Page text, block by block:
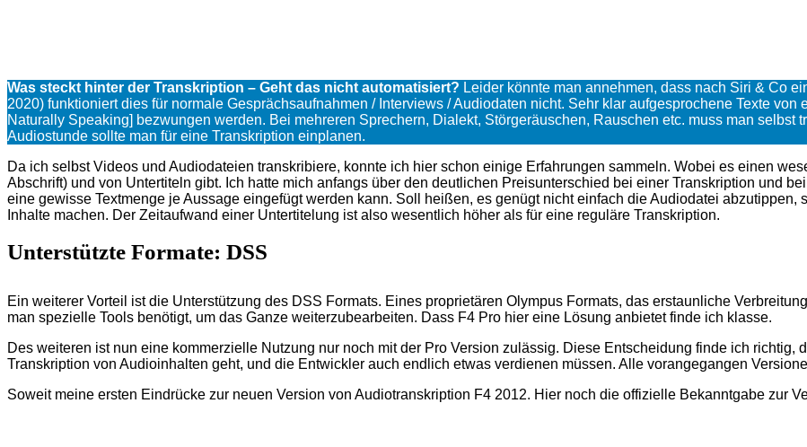
Was steckt hinter der Transkription – Geht das nicht automatisiert? Leider könnte man annehmen, dass nach Siri & Co
2020) funktioniert dies für normale Gesprächsaufnahmen / Interviews / Audiodaten nicht. Sehr klar aufgesprochene Texte
Naturally Speaking] bezwungen werden. Bei mehreren Sprechern, Dialekt, Störgeräuschen, Rauschen etc. muss man selbst
Audiostunde sollte man für eine Transkription einplanen.
Da ich selbst Videos und Audiodateien transkribiere, konnte ich hier schon einige Erfahrungen sammeln. Wobei es einen
Abschrift) und von Untertiteln gibt. Ich hatte mich anfangs über den deutlichen Preisunterschied bei einer Transkription und
eine gewisse Textmenge je Aussage eingefügt werden kann. Soll heißen, es genügt nicht einfach die Audiodatei
Inhalte machen. Der Zeitaufwand einer Untertitelung ist also wesentlich höher als für eine reguläre Transkription.
Unterstützte Formate: DSS
Ein weiterer Vorteil ist die Unterstützung des DSS Formats. Eines proprietären Olympus Formats, das erstaunliche
man spezielle Tools benötigt, um das Ganze weiterzubearbeiten. Dass F4 Pro hier eine Lösung anbietet finde ich klasse.
Des weiteren ist nun eine kommerzielle Nutzung nur noch mit der Pro Version zulässig. Diese Entscheidung finde ich richtig,
Transkription von Audioinhalten geht, und die Entwickler auch endlich etwas verdienen müssen. Alle vorangegangen
Soweit meine ersten Eindrücke zur neuen Version von Audiotranskription F4 2012. Hier noch die offizielle Bekanntgabe zur